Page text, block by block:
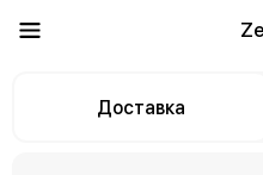
Доставка